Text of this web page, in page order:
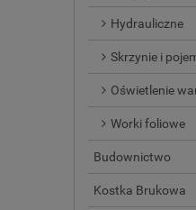
Hydrauliczne
Skrzynie i
Oświetlenie
Worki foliowe
Budownictwo
Kostka Brukowa